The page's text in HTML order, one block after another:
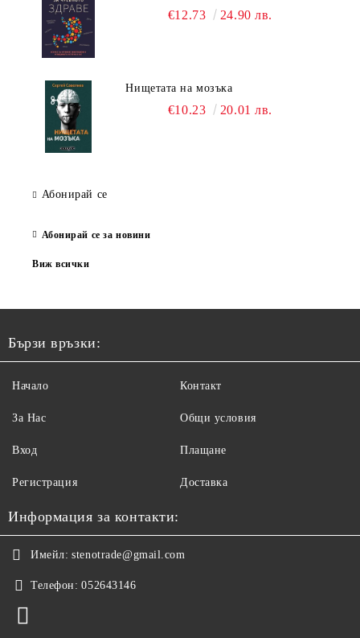
€12.73 24.90 лв.
Нищетата на мозъка
€10.23 20.01 лв.
Абонирай се
Абонирай се за новини
Виж всички
Бързи връзки:
Начало
За Нас
Вход
Регистрация
Контакт
Общи условия
Плащане
Доставка
Информация за контакти:
Имейл: stenotrade@gmail.com
Телефон: 052643146